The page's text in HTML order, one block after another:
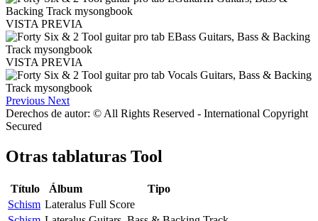
VISTA PREVIA
VISTA PREVIA
Previous Next
Derechos de autor: © All Rights Reserved - International Copyright
Secured
Otras tablaturas Tool
Título Álbum
Tipo
Schism Lateralus Full Score